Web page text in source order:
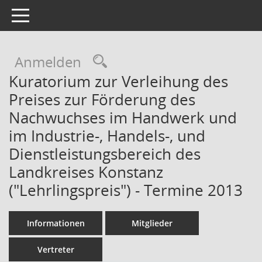
Toggle navigation
Anmelden Rechercheauswahl
Kuratorium zur Verleihung des
Preises zur Förderung des
Nachwuchses im Handwerk und
im Industrie-, Handels-, und
Dienstleistungsbereich des
Landkreises Konstanz
("Lehrlingspreis") - Termine 2013
Informationen Mitglieder
Vertreter